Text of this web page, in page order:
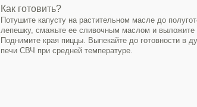
Как готовить?
Потушите капусту на растительном масле до
лепешку, смажьте ее сливочным маслом и выложите
Поднимите края пиццы. Выпекайте до готовности в
печи СВЧ при средней температуре.